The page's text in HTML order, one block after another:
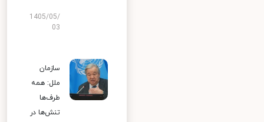
1405/05/
03
سازمان
ملل: همه
طرف‌ها
تنش‌ها در